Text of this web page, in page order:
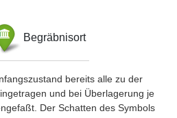
Begräbnisort
bereits alle zu der
und bei Überlagerung je
Der Schatten des Symbols